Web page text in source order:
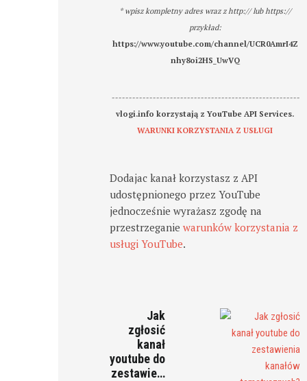
* wpisz kompletny adres wraz z http:// lub https://
przykład:
https://www.youtube.com/channel/UCR0AmrI4Z
nhy8oi2HS_UwVQ
-------------------------------------------------------
vlogi.info korzystają z YouTube API Services.
WARUNKI KORZYSTANIA Z USŁUGI
Dodajac kanał korzystasz z API
udostępnionego przez YouTube
jednocześnie wyrażasz zgodę na
przestrzeganiewarunków korzystania z
usługi YouTube.
Jak
zgłosić
kanał
youtube do
zestawie…